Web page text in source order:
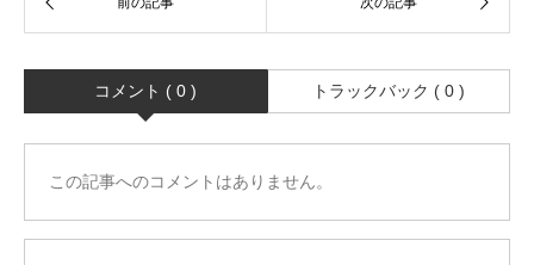
コメント ( 0 ) トラックバック ( 0 )
この記事へのコメントはありません。